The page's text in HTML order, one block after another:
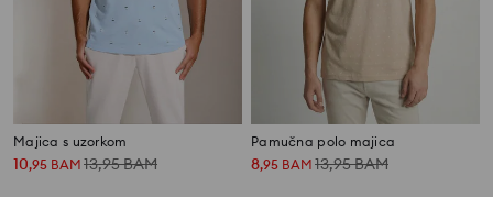
Majica s uzorkom
10,95 BAM 13,95BAM
Pamučna polo majica
8,95 BAM 13,95BAM